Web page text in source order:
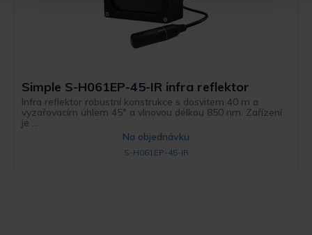
Simple S-H061EP-45-IR infra reflektor
Infra reflektor robustní konstrukce s dosvitem 40 m a
vyzařovacím úhlem 45° a vlnovou délkou 850 nm. Zařízení
je ...
Na objednávku
S-H061EP-45-IR